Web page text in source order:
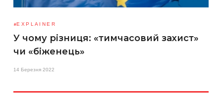
EXPLAINER
У чому різниця: «тимчасовий захист»
чи «біженець»
14 Березня 2022